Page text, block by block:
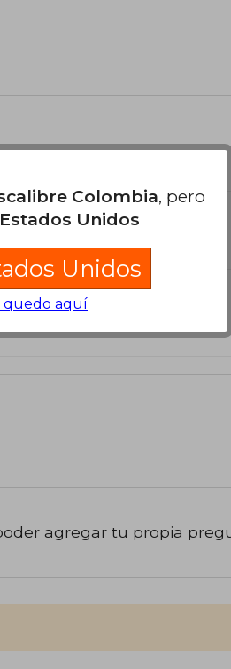
agregar tu propia
Colombia, pero
Estados Unidos
Unidos
quedo aquí